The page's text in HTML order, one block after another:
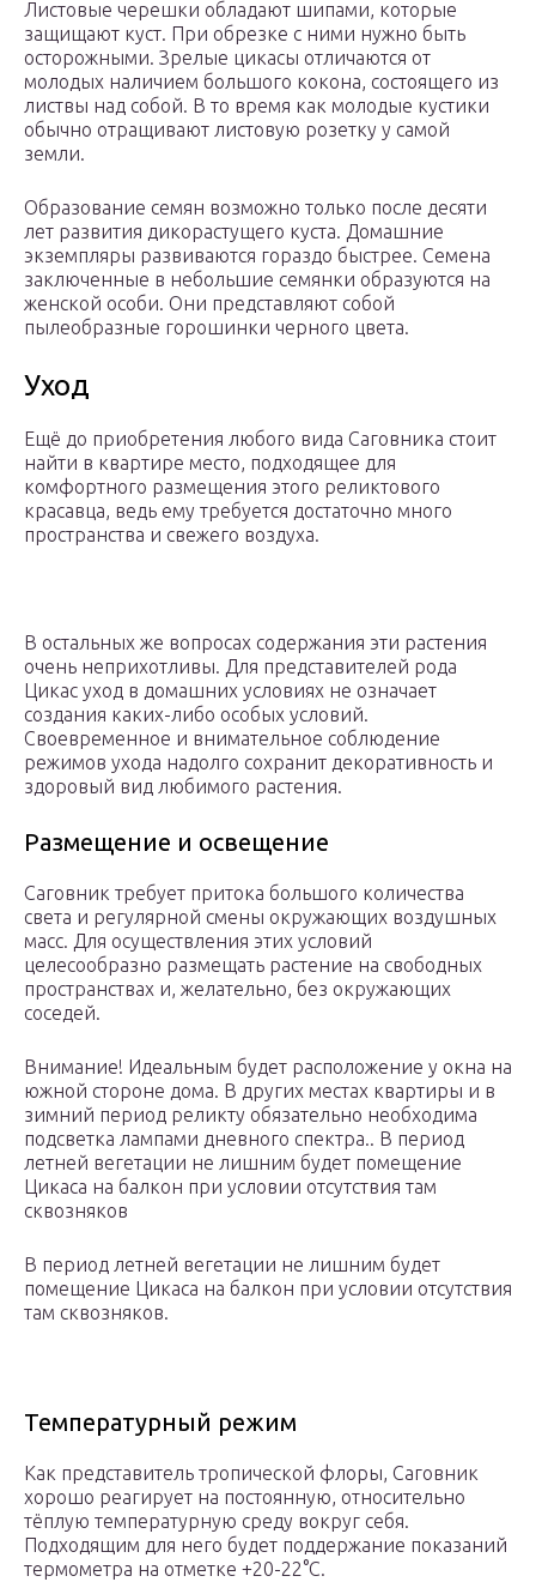
Листовые черешки обладают шипами, которые
защищают куст. При обрезке с ними нужно быть
осторожными. Зрелые цикасы отличаются от
молодых наличием большого кокона, состоящего из
листвы над собой. В то время как молодые кустики
обычно отращивают листовую розетку у самой
земли.
Образование семян возможно только после десяти
лет развития дикорастущего куста. Домашние
экземпляры развиваются гораздо быстрее. Семена
заключенные в небольшие семянки образуются на
женской особи. Они представляют собой
пылеобразные горошинки черного цвета.
Уход
Ещё до приобретения любого вида Саговника стоит
найти в квартире место, подходящее для
комфортного размещения этого реликтового
красавца, ведь ему требуется достаточно много
пространства и свежего воздуха.
В остальных же вопросах содержания эти растения
очень неприхотливы. Для представителей рода
Цикас уход в домашних условиях не означает
создания каких-либо особых условий.
Своевременное и внимательное соблюдение
режимов ухода надолго сохранит декоративность и
здоровый вид любимого растения.
Размещение и освещение
Саговник требует притока большого количества
света и регулярной смены окружающих воздушных
масс. Для осуществления этих условий
целесообразно размещать растение на свободных
пространствах и, желательно, без окружающих
соседей.
Внимание! Идеальным будет расположение у окна на
южной стороне дома. В других местах квартиры и в
зимний период реликту обязательно необходима
подсветка лампами дневного спектра.. В период
летней вегетации не лишним будет помещение
Цикаса на балкон при условии отсутствия там
сквозняков
В период летней вегетации не лишним будет
помещение Цикаса на балкон при условии отсутствия
там сквозняков.
Температурный режим
Как представитель тропической флоры, Саговник
хорошо реагирует на постоянную, относительно
тёплую температурную среду вокруг себя.
Подходящим для него будет поддержание показаний
термометра на отметке +20-22°C.